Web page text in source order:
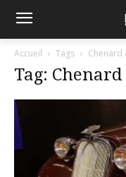
Accueil Tags Chenard
Tag: